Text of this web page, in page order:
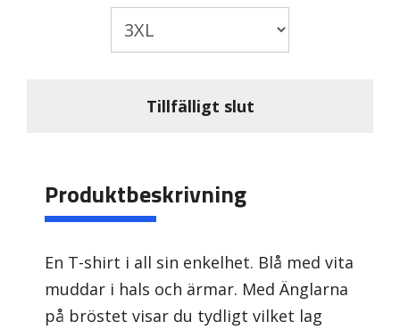
Tillfälligt slut
Produktbeskrivning
En T-shirt i all sin enkelhet. Blå med vita
muddar i hals och ärmar. Med Änglarna
på bröstet visar du tydligt vilket lag